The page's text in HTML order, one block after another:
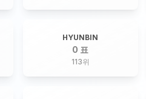
HYUNBIN
0 표
113위